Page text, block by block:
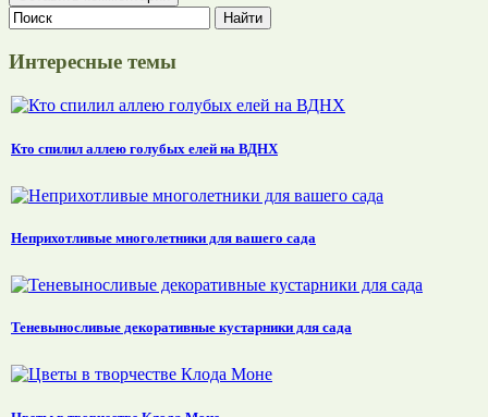
Интересные темы
Кто спилил аллею голубых елей на ВДНХ
Неприхотливые многолетники для вашего сада
Теневыносливые декоративные кустарники для сада